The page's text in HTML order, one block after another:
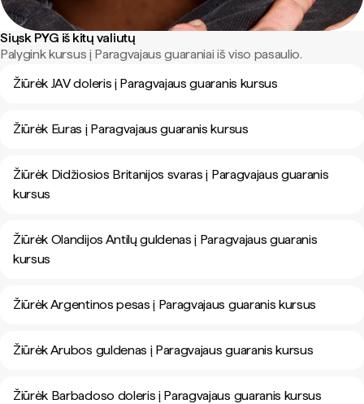
Siųsk PYG iš kitų valiutų
Palygink kursus į Paragvajaus guaraniai iš viso pasaulio.
Žiūrėk JAV doleris į Paragvajaus guaranis kursus
Žiūrėk Euras į Paragvajaus guaranis kursus
Žiūrėk Didžiosios Britanijos svaras į Paragvajaus guaranis
kursus
Žiūrėk Olandijos Antilų guldenas į Paragvajaus guaranis
kursus
Žiūrėk Argentinos pesas į Paragvajaus guaranis kursus
Žiūrėk Arubos guldenas į Paragvajaus guaranis kursus
Žiūrėk Barbadoso doleris į Paragvajaus guaranis kursus